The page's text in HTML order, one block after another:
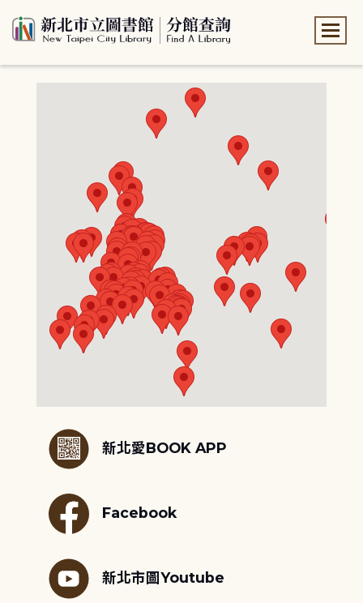
新北愛BOOK APP
Facebook
新北市圖Youtube